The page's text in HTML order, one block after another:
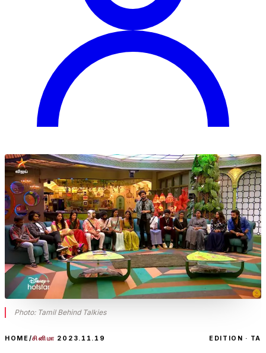
Photo: Tamil Behind Talkies
HOME/சினிமா 2023.11.19 EDITION · TA